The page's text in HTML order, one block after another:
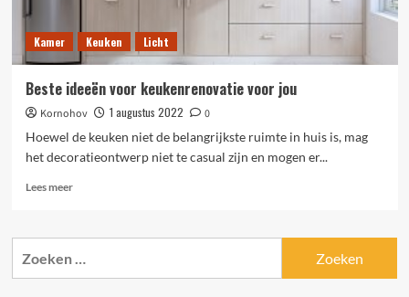
Kamer Keuken Licht
Beste ideeën voor keukenrenovatie voor jou
Kornohov 1 augustus 2022
0
Hoewel de keuken niet de belangrijkste ruimte in huis is, mag
het decoratieontwerp niet te casual zijn en mogen er...
Lees meerLees
Beste